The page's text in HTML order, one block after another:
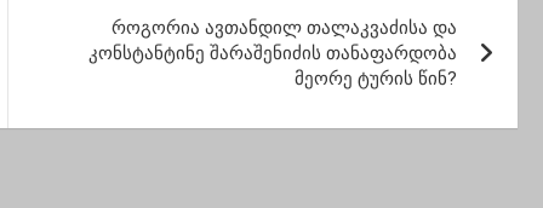
ხალხის
საქმიანობაშიო
როგორია ავთანდილ თალაკვაძისა და
კონსტანტინე შარაშენიძის თანაფარდობა
მეორე ტურის წინ?